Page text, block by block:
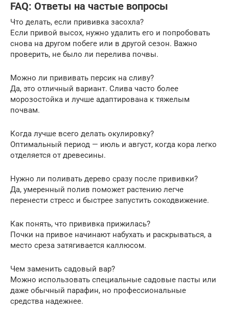
FAQ: Ответы на частые вопросы
Что делать, если прививка засохла?
Если привой высох, нужно удалить его и попробовать
снова на другом побеге или в другой сезон. Важно
проверить, не было ли перелива почвы.
Можно ли прививать персик на сливу?
Да, это отличный вариант. Слива часто более
морозостойка и лучше адаптирована к тяжелым
почвам.
Когда лучше всего делать окулировку?
Оптимальный период — июль и август, когда кора легко
отделяется от древесины.
Нужно ли поливать дерево сразу после прививки?
Да, умеренный полив поможет растению легче
перенести стресс и быстрее запустить сокодвижение.
Как понять, что прививка прижилась?
Почки на привое начинают набухать и раскрываться, а
место среза затягивается каллюсом.
Чем заменить садовый вар?
Можно использовать специальные садовые пасты или
даже обычный парафин, но профессиональные
средства надежнее.